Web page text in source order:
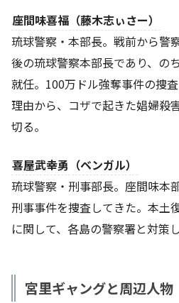
座間味喜福（藤木志ぃさー）
琉球警察・本部長。戦前から警
後の琉球警察本部長であり、の
就任。100万ドル強奪事件の捜
理由から、コザで起きた娼婦殺
切る。
喜屋武幸勇（ベンガル）
琉球警察・刑事部長。座間味本
刑事事件を捜査してきた。本土
に関して、各島の警察署と対策
宮里ギャングと周辺人物